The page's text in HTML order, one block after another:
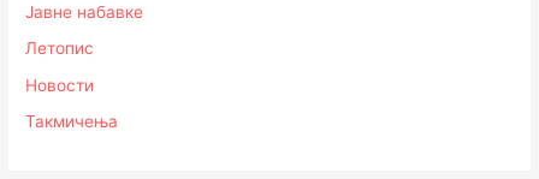
Јавне набавке
Летопис
Новости
Такмичења